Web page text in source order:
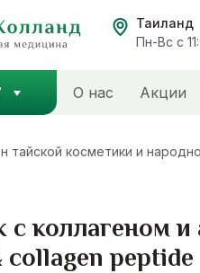
Таиланд
Пн-Вс с
О нас Акции
тайской косметики и
с коллагеном
peptide